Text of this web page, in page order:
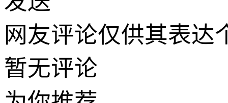
网友评论仅供其表达
暂无评论